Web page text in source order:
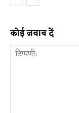
कोई जवाब दें